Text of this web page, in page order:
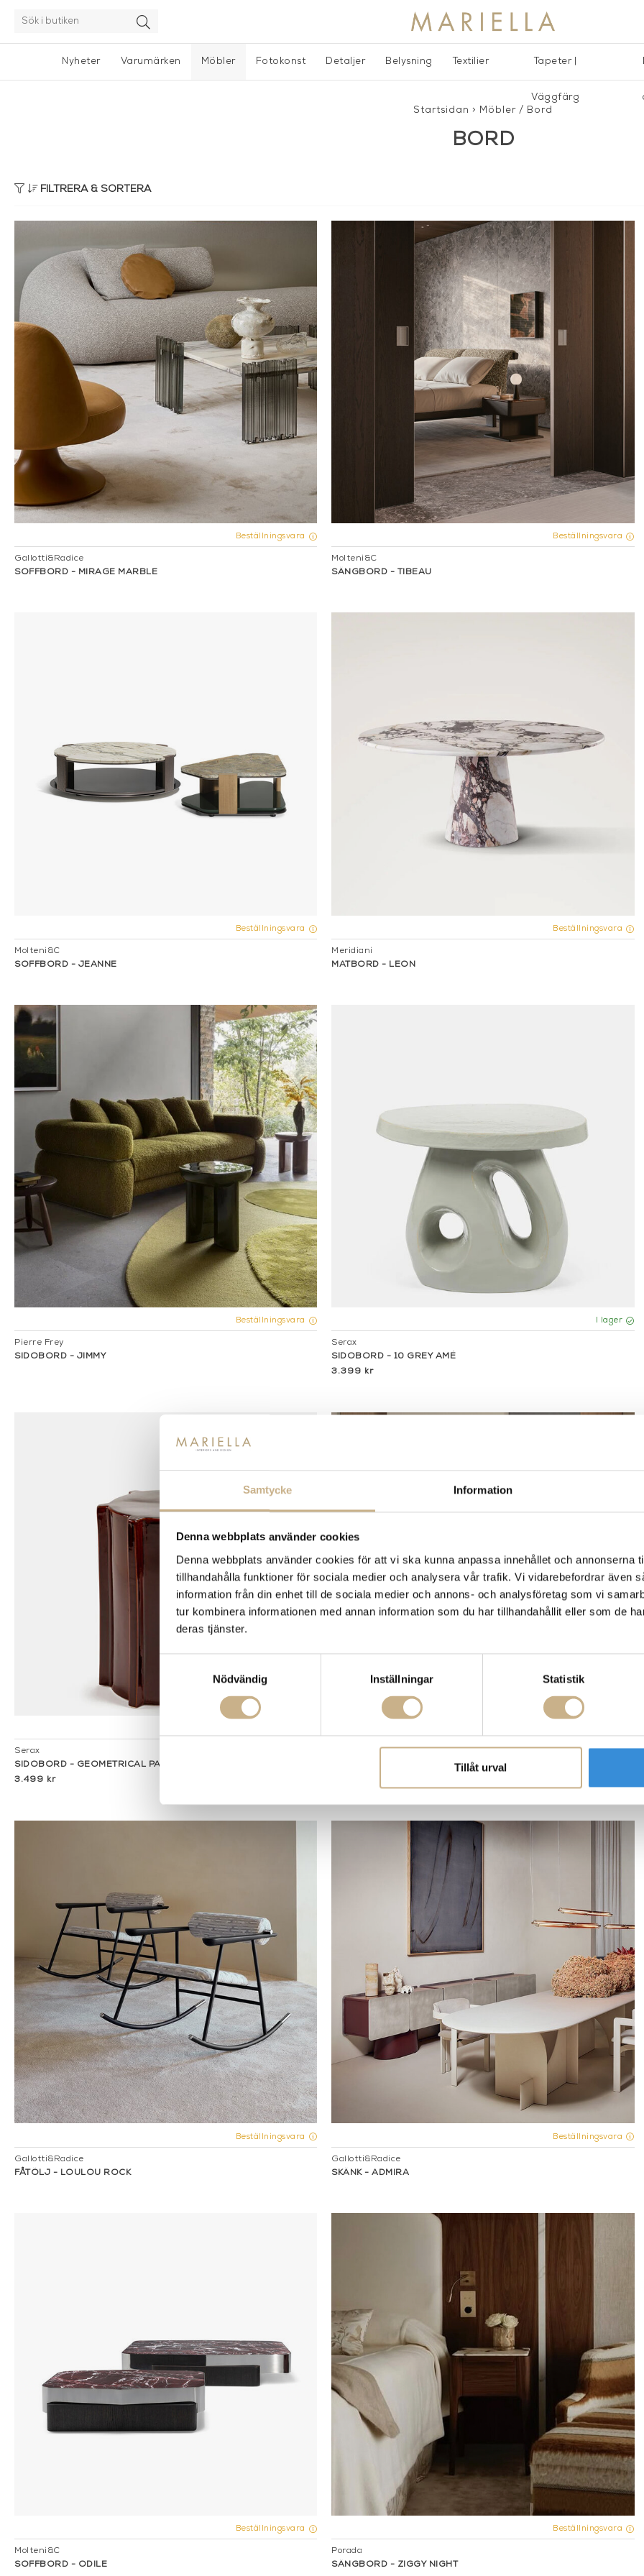
Samtycke Information
Denna webbplats använder cookies
Denna webbplats använder cookies för att vi ska kunna anpassa innehållet och annonserna
tillhandahålla funktioner för sociala medier och analysera vår trafik. Vi vidarebefordrar även
information från din enhet till de sociala medier och annons- och analysföretag som vi
tur kombinera informationen med annan information som du har tillhandahållit eller som de
deras tjänster.
Nödvändig
Inställningar Statistik
Tillåt urval
Nyheter Varumärken Möbler Fotokonst Detaljer Belysning Textilier Tapeter |
Väggfärg
Startsidan > Möbler / Bord
BORD
FILTRERA & SORTERA
Beställningsvara
Gallotti&Radice
SOFFBORD - MIRAGE MARBLE
Beställningsvara
Molteni&C
SÄNGBORD - TIBEAU
Beställningsvara
Molteni&C
SOFFBORD - JEANNE
Beställningsvara
Meridiani
MATBORD - LEON
Beställningsvara
Pierre Frey
SIDOBORD - JIMMY
I lager
Serax
SIDOBORD - 10 GREY AMÉ
3.399 kr
Serax
SIDOBORD - GEOMETRICAL PAWN
3.499 kr
Beställningsvara
Gallotti&Radice
FÅTÖLJ - LOULOU ROCK
Beställningsvara
Gallotti&Radice
SKÄNK - ADMIRA
Beställningsvara
Molteni&C
SOFFBORD - ODILE
Beställningsvara
Porada
SÄNGBORD - ZIGGY NIGHT